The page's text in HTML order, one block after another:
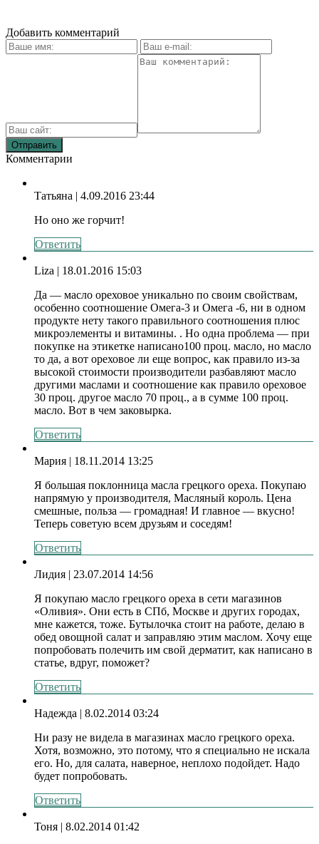
Добавить комментарий
Комментарии
Татьяна | 4.09.2016 23:44
Но оно же горчит!
Ответить
Liza | 18.01.2016 15:03
Да — масло ореховое уникально по своим свойствам,
особенно соотношение Омега-3 и Омега -6, ни в одном
продукте нету такого правильного соотношения плюс
микроэлементы и витамины. . Но одна проблема — при
покупке на этикетке написано100 проц. масло, но масло
то да, а вот ореховое ли еще вопрос, как правило из-за
высокой стоимости производители разбавляют масло
другими маслами и соотношение как правило ореховое
30 проц. другое масло 70 проц., а в сумме 100 проц.
масло. Вот в чем заковырка.
Ответить
Мария | 18.11.2014 13:25
Я большая поклонница масла грецкого ореха. Покупаю
напрямую у производителя, Масляный король. Цена
смешные, польза — громадная! И главное — вкусно!
Теперь советую всем друзьям и соседям!
Ответить
Лидия | 23.07.2014 14:56
Я покупаю масло грецкого ореха в сети магазинов
«Оливия». Они есть в СПб, Москве и других городах,
мне кажется, тоже. Бутылочка стоит на работе, делаю в
обед овощной салат и заправляю этим маслом. Хочу еще
попробовать полечить им свой дерматит, как написано в
статье, вдруг, поможет?
Ответить
Надежда | 8.02.2014 03:24
Ни разу не видела в магазинах масло грецкого ореха.
Хотя, возможно, это потому, что я специально не искала
его. Но, для салата, наверное, неплохо подойдет. Надо
будет попробовать.
Ответить
Тоня | 8.02.2014 01:42